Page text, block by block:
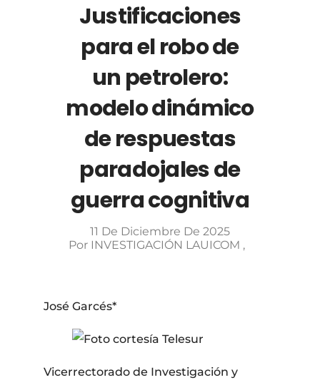
Justificaciones
para el robo de
un petrolero:
modelo dinámico
de respuestas
paradojales de
guerra cognitiva
11 De Diciembre De 2025
Por INVESTIGACIÓN LAUICOM
José Garcés*
Vicerrectorado de Investigación y